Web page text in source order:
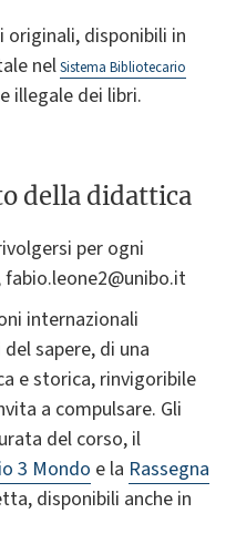
disponibili in
nelSistema Bibliotecario
illegale dei libri.
della didattica
per ogni
fabio.leone2@unibo.it
internazionali
sapere, di una
e storica, rinvigoribile
a compulsare. Gli
del corso, il
3 Mondo e la Rassegna
disponibili anche in